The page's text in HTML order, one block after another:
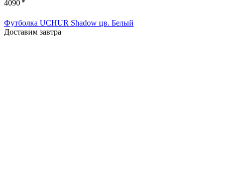
4090
Футболка UCHUR Shadow цв. Белый
Доставим завтра